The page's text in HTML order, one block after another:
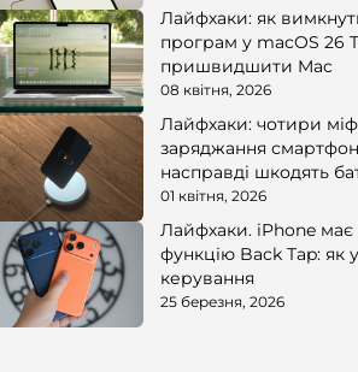
Лайфхаки: як
програм у macOS 26
пришвидшити Mac
08 квітня, 2026
Лайфхаки: чотири
заряджання
насправді шкодять
01 квітня, 2026
Лайфхаки. iPhone
функцію Back Tap: як
керування
25 березня, 2026